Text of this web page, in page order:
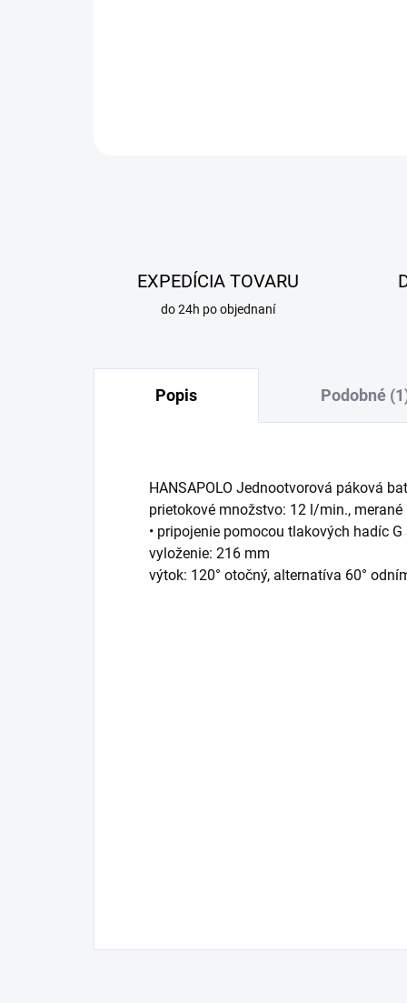
EXPEDÍCIA TOVARU
do 24h po objednaní
Popis Podobné
HANSAPOLO Jednootvorová páková
prietokové množstvo: 12 l/min.,
• pripojenie pomocou tlakových hadíc
vyloženie: 216 mm
výtok: 120° otočný, alternatíva 60°